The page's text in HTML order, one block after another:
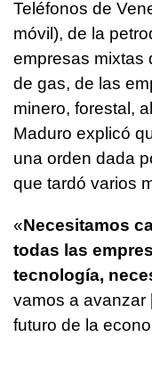
Teléfonos de
móvil), de la
empresas mixtas
de gas, de las
minero, forestal,
Maduro explicó
una orden dada
que tardó varios
«Necesitamos
todas las
tecnología,
vamos a avanzar
futuro de la